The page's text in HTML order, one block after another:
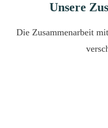
Unsere
Die Zusammenarbeit